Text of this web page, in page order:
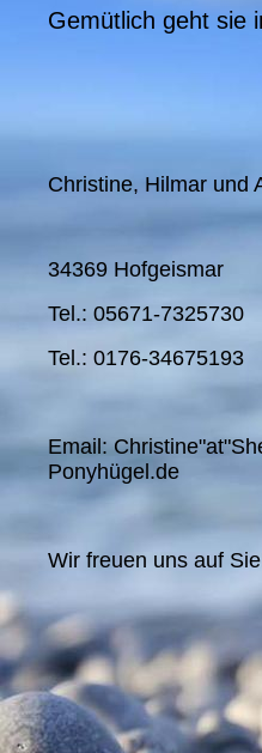
Gemütlich geht sie
Christine, Hilmar und
34369 Hofgeismar
Tel.: 05671-7325730
Tel.: 0176-34675193
Email:
Ponyhügel.de
Wir freuen uns auf